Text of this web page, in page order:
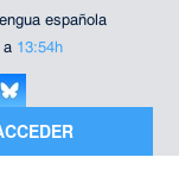
española
a 13:54h